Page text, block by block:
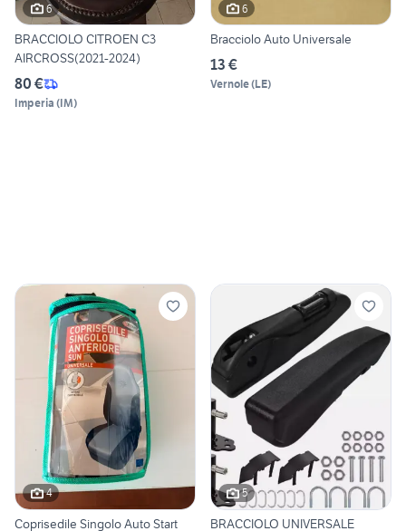
6
BRACCIOLO CITROEN C3
AIRCROSS(2021-2024)
80 €
Imperia (IM)
6
Bracciolo Auto Universale
13 €
Vernole(LE)
4
Coprisedile Singolo Auto Start
5
BRACCIOLO UNIVERSALE